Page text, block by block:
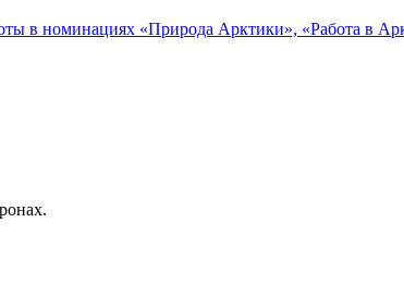
в номинациях «Природа Арктики», «Работа в